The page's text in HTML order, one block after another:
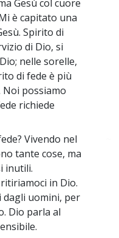
Gesù col cuore
è capitato una
Spirito di
di Dio, si
nelle sorelle,
di fede è più
possiamo
richiede
Vivendo nel
tante cose, ma
inutili.
in Dio.
dagli uomini, per
Dio parla al